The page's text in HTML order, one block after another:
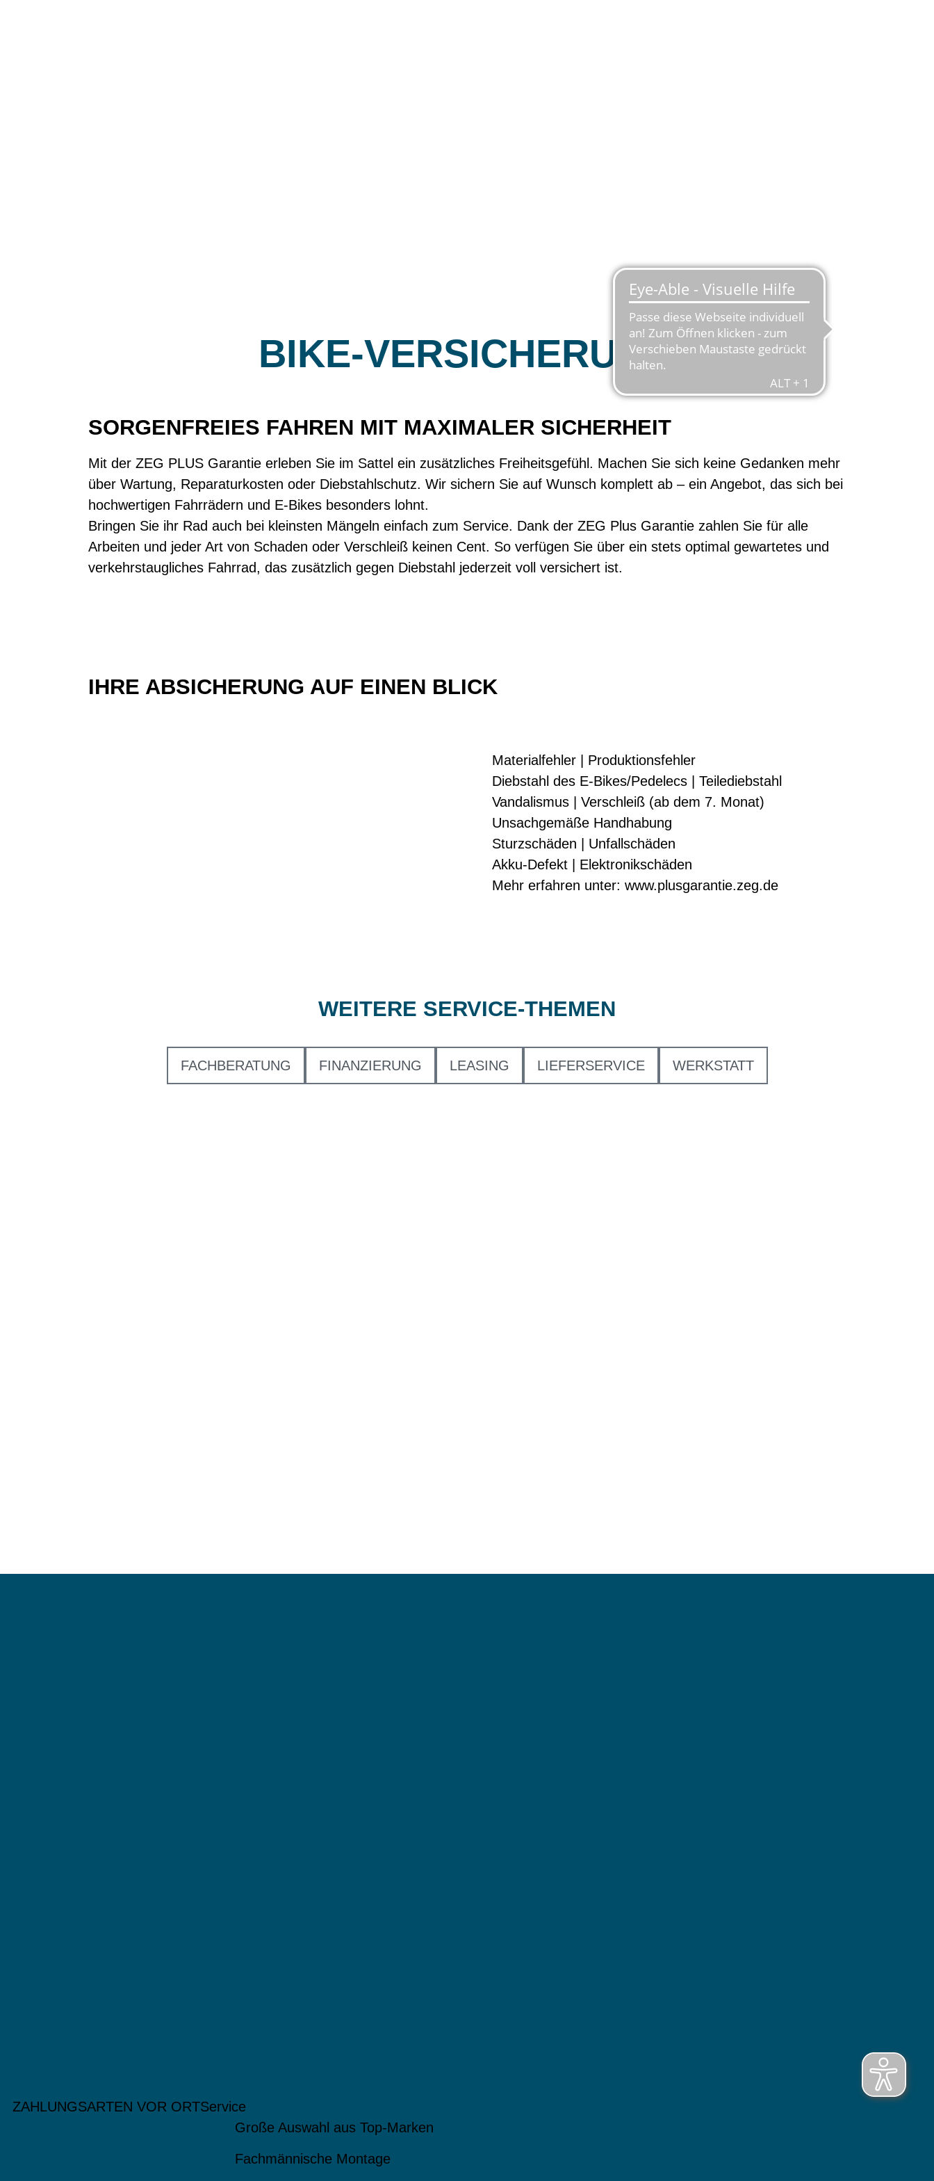
BIKE-VERSICHERUNG
SORGENFREIES FAHREN MIT MAXIMALER SICHERHEIT
Mit der ZEG PLUS Garantie erleben Sie im Sattel ein zusätzliches Freiheitsgefühl. Machen Sie sich keine Gedanken mehr
über Wartung, Reparaturkosten oder Diebstahlschutz. Wir sichern Sie auf Wunsch komplett ab – ein Angebot, das sich bei
hochwertigen Fahrrädern und E-Bikes besonders lohnt.
Bringen Sie ihr Rad auch bei kleinsten Mängeln einfach zum Service. Dank der ZEG Plus Garantie zahlen Sie für alle
Arbeiten und jeder Art von Schaden oder Verschleiß keinen Cent. So verfügen Sie über ein stets optimal gewartetes und
verkehrstaugliches Fahrrad, das zusätzlich gegen Diebstahl jederzeit voll versichert ist.
IHRE ABSICHERUNG AUF EINEN BLICK
Materialfehler | Produktionsfehler
Diebstahl des E-Bikes/Pedelecs | Teilediebstahl
Vandalismus | Verschleiß (ab dem 7. Monat)
Unsachgemäße Handhabung
Sturzschäden | Unfallschäden
Akku-Defekt | Elektronikschäden
Mehr erfahren unter: www.plusgarantie.zeg.de
WEITERE SERVICE-THEMEN
FACHBERATUNG FINANZIERUNG LEASING LIEFERSERVICE WERKSTATT
ZAHLUNGSARTEN VOR ORTService
Große Auswahl aus Top-Marken
Fachmännische Montage